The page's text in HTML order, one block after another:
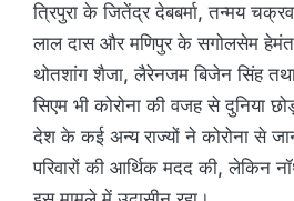
त्रिपुरा के जितेंद्र देबबर्मा, तन्मय
लाल दास और मणिपुर के सगोलसेम
थोतशांग शैजा, लैरेनजम बिजेन सिंह
सिएम भी कोरोना की वजह से दुनिया
देश के कई अन्य राज्यों ने कोरोना से
परिवारों की आर्थिक मदद की, लेकिन